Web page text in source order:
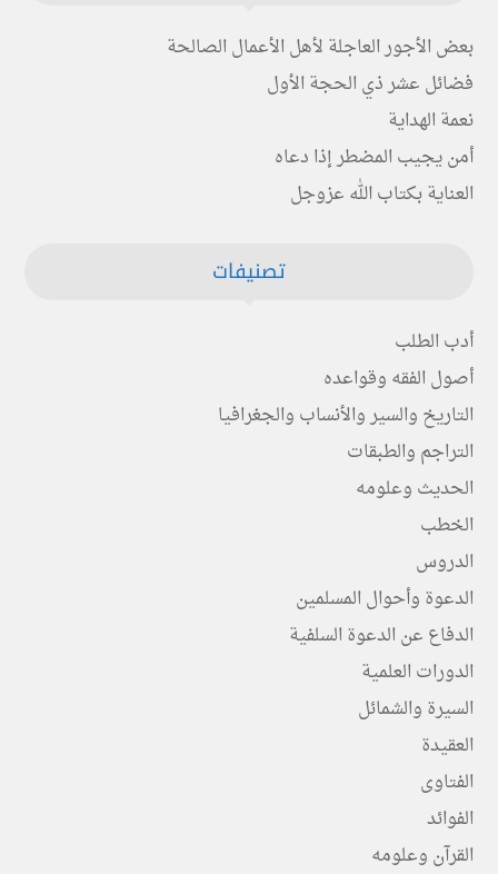
بعض الأجور العاجلة لأهل الأعمال الصالحة
فضائل عشر ذي الحجة الأول
نعمة الهداية
أمن يجيب المضطر إذا دعاه
العناية بكتاب الله عزوجل
تصنيفات
أدب الطلب
أصول الفقه وقواعده
التاريخ والسير والأنساب والجغرافيا
التراجم والطبقات
الحديث وعلومه
الخطب
الدروس
الدعوة وأحوال المسلمين
الدفاع عن الدعوة السلفية
الدورات العلمية
السيرة والشمائل
العقيدة
الفتاوى
الفوائد
القرآن وعلومه